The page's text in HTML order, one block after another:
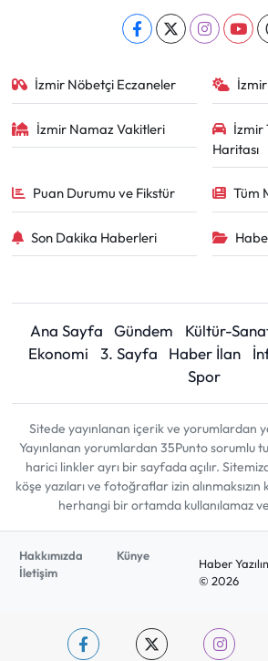
İzmir Nöbetçi Eczaneler
İzmir Namaz Vakitleri
İzmir
Haritası
Puan Durumu ve Fikstür Tüm
Son Dakika Haberleri
Ana Sayfa Gündem Kültür-
Ekonomi
3. Sayfa Haber İlan
Spor
Sitede yayınlanan içerik ve yorumlardan
Yayınlanan yorumlardan 35Punto sorumlu
harici linkler ayrı bir sayfada açılır.
köşe yazıları ve fotoğraflar izin
herhangi bir ortamda kullanılamaz
Hakkımızda
Künye
İletişim
Haber
© 2026